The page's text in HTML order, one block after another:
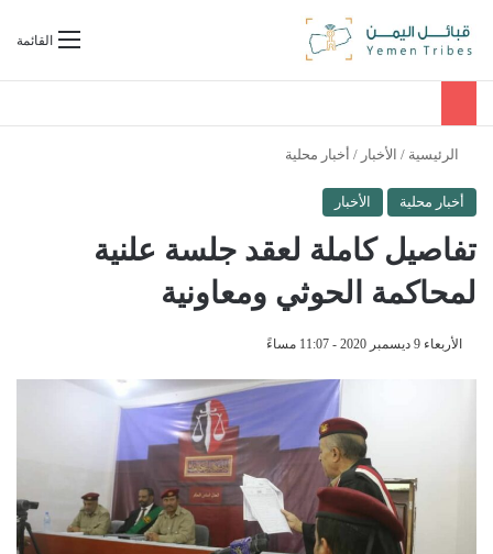
القائمةبحث عن
الرئيسية / الأخبار / أخبار محلية
أخبار محلية الأخبار
تفاصيل كاملة لعقد جلسة علنية
لمحاكمة الحوثي ومعاونية
الأربعاء 9 ديسمبر 2020 - 11:07 مساءً